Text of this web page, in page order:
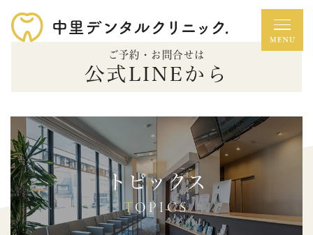
ご予約・お問合せは
公式LINEから
トピックス
TOPICS